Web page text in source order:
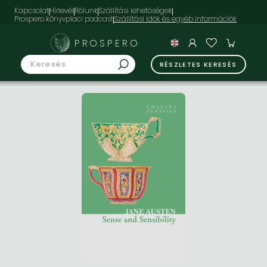
KapcsolatHírlevélRólunkSzállítási lehetőségek
Prospero könyvpiaci podcast
PROSPERO
RÉSZLETES KERESÉS